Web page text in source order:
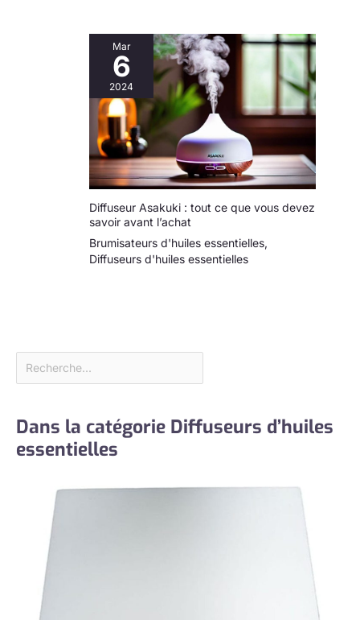
Mar
6
2024
Diffuseur Asakuki : tout ce que vous devez
savoir avant l’achat
Brumisateurs d'huiles essentielles,
Diffuseurs d'huiles essentielles
Dans la catégorie Diffuseurs d’huiles
essentielles